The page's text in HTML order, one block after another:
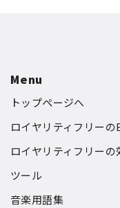
Menu
トップページへ
ロイヤリティフリーの
ロイヤリティフリーの
ツール
音楽用語集